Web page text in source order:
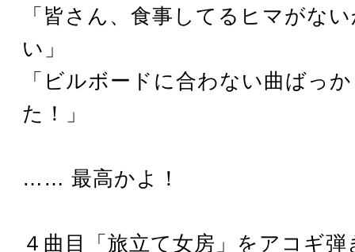
「皆さん、食事してるヒマがな
い」
「ビルボードに合わない曲ばっ
た！」
…… 最高かよ！
４曲目「旅立て女房」をアコギ